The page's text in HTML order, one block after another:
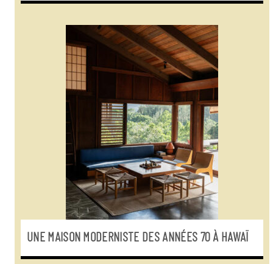
UNE MAISON MODERNISTE DES ANNÉES 70 À HAWAÏ